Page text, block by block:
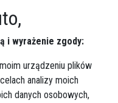
i wyrażenie zgody:
urządzeniu plików
analizy moich
danych osobowych,